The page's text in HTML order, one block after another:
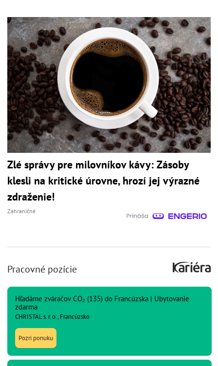
Zlé správy pre milovníkov kávy: Zásoby
klesli na kritické úrovne, hrozí jej výrazné
zdraženie!
Zahraničné
Pracovné pozície
Hľadáme zváračov CO₂ (135) do Francúzska | Ubytovanie
zdarma
CHRISTAL s. r. o., Francúzsko
Pozri ponuku